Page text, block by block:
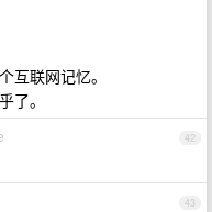
互联网记忆。
了。
42
43